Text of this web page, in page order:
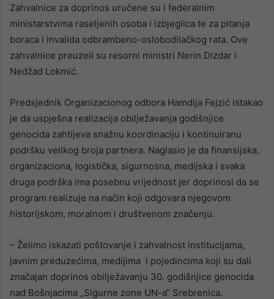
Zahvalnice za doprinos uručene su i federalnim
ministarstvima raseljenih osoba i izbjeglica te za pitanja
boraca i invalida odbrambeno-oslobodilačkog rata. Ove
zahvalnice preuzeli su resorni ministri Nerin Dizdar i
Nedžad Lokmić.
Predsjednik Organizacionog odbora Hamdija Fejzić istakao
je da uspješna realizacija obilježavanja godišnjice
genocida zahtijeva snažnu koordinaciju i kontinuiranu
podršku velikog broja partnera. Naglasio je da finansijska,
organizaciona, logistička, sigurnosna, medijska i svaka
druga podrška ima posebnu vrijednost jer doprinosi da se
program realizuje na način koji odgovara njegovom
historijskom, moralnom i društvenom značenju.
– Želimo iskazati poštovanje i zahvalnost institucijama,
javnim preduzećima, medijima i pojedincima koji su dali
značajan doprinos obilježavanju 30. godišnjice genocida
nad Bošnjacima „Sigurne zone UN-a“ Srebrenica.